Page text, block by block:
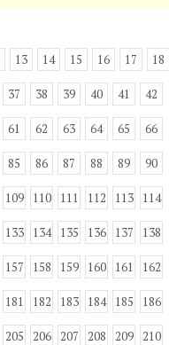
13 14 15 16 17 18
37 38 39 40 41 42
61 62 63 64 65 66
85 86 87 88 89 90
109 110 111 112 113 114
133 134 135 136 137 138
157 158 159 160 161 162
181 182 183 184 185 186
205 206 207 208 209 210